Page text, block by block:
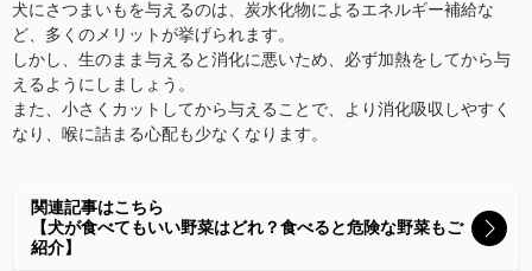
犬にさつまいもを与えるのは、炭水化物によるエネルギー補給な
ど、多くのメリットが挙げられます。
しかし、生のまま与えると消化に悪いため、必ず加熱をしてから与
えるようにしましょう。
また、小さくカットしてから与えることで、より消化吸収しやすく
なり、喉に詰まる心配も少なくなります。
関連記事はこちら
【犬が食べてもいい野菜はどれ？食べると危険な野菜もご
紹介】